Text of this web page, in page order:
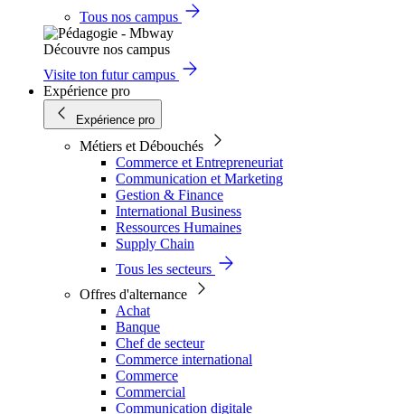
Tous nos campus
Découvre nos campus
Visite ton futur campus
Expérience pro
Expérience pro
Métiers et Débouchés
Commerce et Entrepreneuriat
Communication et Marketing
Gestion & Finance
International Business
Ressources Humaines
Supply Chain
Tous les secteurs
Offres d'alternance
Achat
Banque
Chef de secteur
Commerce international
Commerce
Commercial
Communication digitale